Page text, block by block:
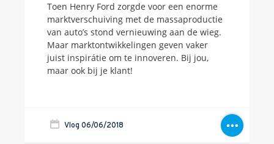
Toen Henry Ford zorgde voor een enorme
marktverschuiving met de massaproductie
van auto’s stond vernieuwing aan de wieg.
Maar marktontwikkelingen geven vaker
juist inspirátie om te innoveren. Bij jou,
maar ook bij je klant!
Vlog 06/06/2018